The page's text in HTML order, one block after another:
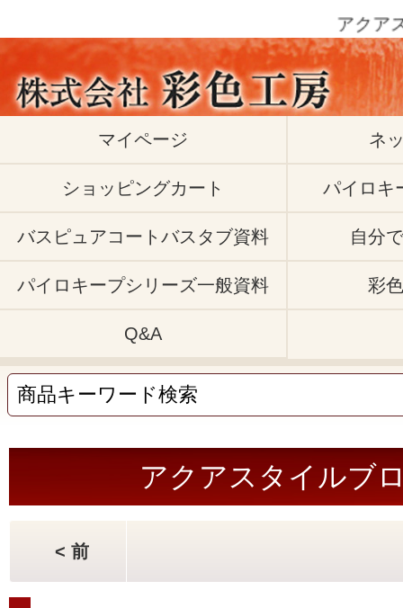
アクア
マイページ ネ
ショッピングカート パイロキ
バスピュアコートバスタブ資料 自分
パイロキープシリーズ一般資料 彩
Q&A
アクアスタイルブ
< 前